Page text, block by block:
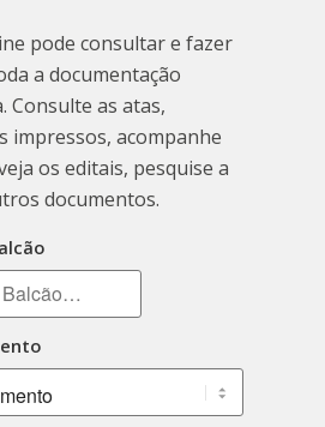
pode consultar e fazer
a documentação
Consulte as atas,
impressos, acompanhe
os editais, pesquise a
documentos.